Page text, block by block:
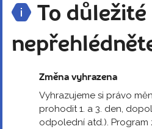
To
Změna vyhrazena
Vyhrazujeme si právo
prohodit 1. a 3. den,
odpolední atd.). Program